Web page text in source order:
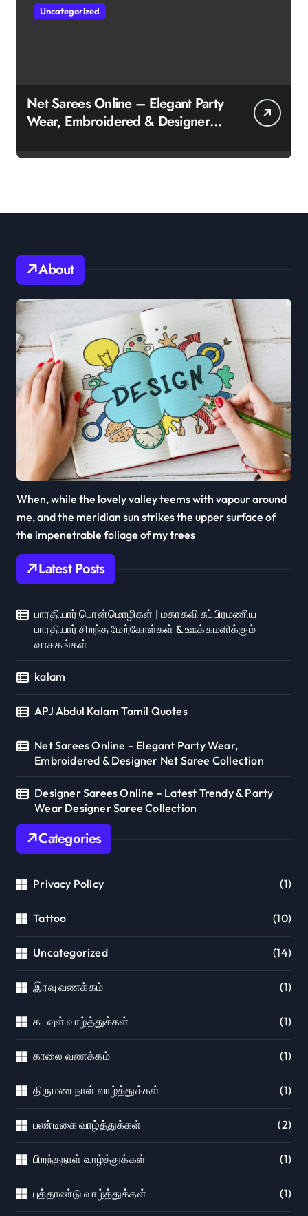
Uncategorized
Net Sarees Online – Elegant Party
Wear, Embroidered & Designer
About
When, while the lovely valley teems with vapour around
me, and the meridian sun strikes the upper surface of
the impenetrable foliage of my trees
Latest Posts
பாரதியார் பொன்மொழிகள் | மகாகவி சுப்பிரமணிய
பாரதியார் சிறந்த மேற்கோள்கள் & ஊக்கமளிக்கும்
வாசகங்கள்
kalam
APJ Abdul Kalam Tamil Quotes
Net Sarees Online – Elegant Party Wear,
Embroidered & Designer Net Saree Collection
Designer Sarees Online – Latest Trendy & Party
Wear Designer Saree Collection
Categories
Privacy Policy (1)
Tattoo (10)
Uncategorized (14)
இரவு வணக்கம் (1)
கடவுள் வாழ்த்துக்கள் (1)
காலை வணக்கம் (1)
திருமண நாள் வாழ்த்துக்கள் (1)
பண்டிகை வாழ்த்துக்கள் (2)
பிறந்தநாள் வாழ்த்துக்கள் (1)
புத்தாண்டு வாழ்த்துக்கள் (1)